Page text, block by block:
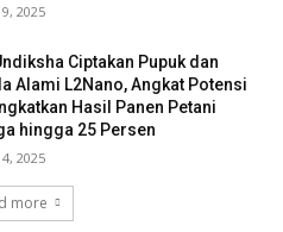
2025
Ciptakan Pupuk dan
Alami L2Nano, Angkat Potensi
Hasil Panen Petani
hingga 25 Persen
2025
more